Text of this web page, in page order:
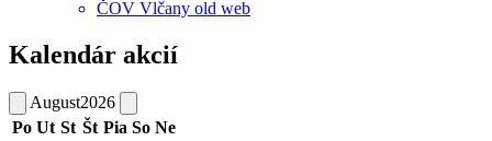
ČOV Vlčany old web
Kalendár akcií
August2026
Po Ut St Št Pia So Ne